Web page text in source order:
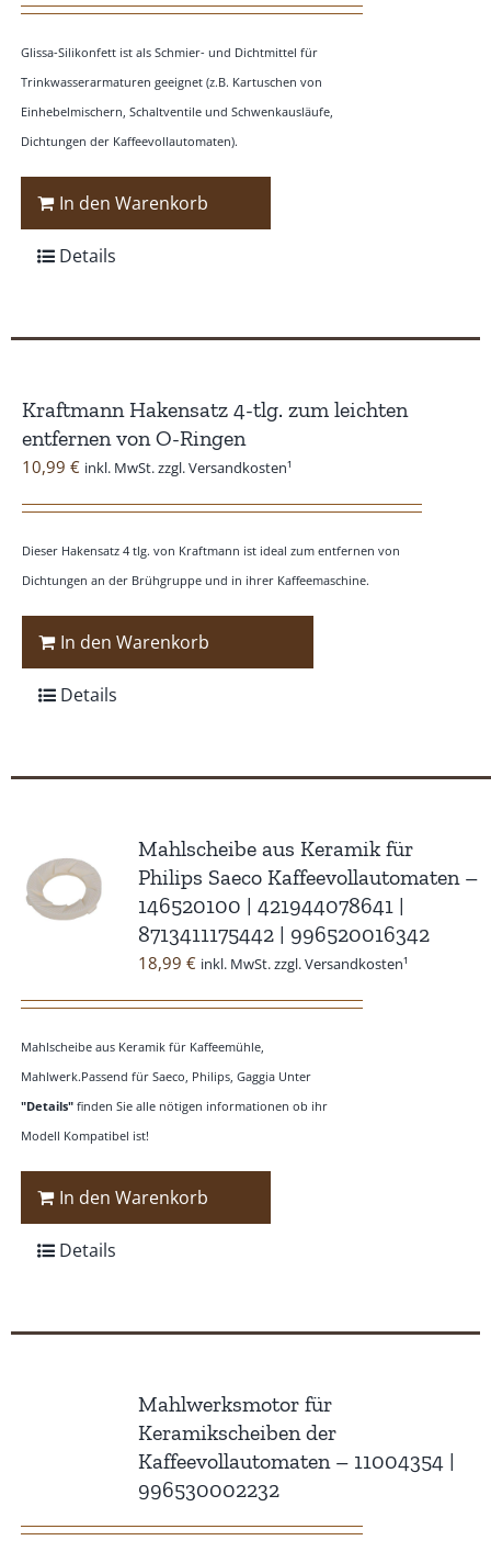
Glissa-Silikonfett ist als Schmier- und Dichtmittel für
Trinkwasserarmaturen geeignet (z.B. Kartuschen von
Einhebelmischern, Schaltventile und Schwenkausläufe,
Dichtungen der Kaffeevollautomaten).
In den Warenkorb
Details
Kraftmann Hakensatz 4-tlg. zum leichten
entfernen von O-Ringen
10,99 € inkl. MwSt. zzgl. Versandkosten¹
Dieser Hakensatz 4 tlg. von Kraftmann ist ideal zum entfernen von
Dichtungen an der Brühgruppe und in ihrer Kaffeemaschine.
In den Warenkorb
Details
Mahlscheibe aus Keramik für
Philips Saeco Kaffeevollautomaten –
146520100 | 421944078641 |
8713411175442 | 996520016342
18,99 € inkl. MwSt. zzgl. Versandkosten¹
Mahlscheibe aus Keramik für Kaffeemühle,
Mahlwerk.Passend für Saeco, Philips, Gaggia Unter
"Details"finden Sie alle nötigen informationen ob ihr
Modell Kompatibel ist!
In den Warenkorb
Details
Mahlwerksmotor für
Keramikscheiben der
Kaffeevollautomaten – 11004354 |
996530002232